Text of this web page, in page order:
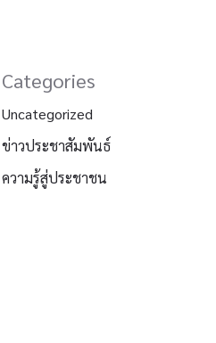
Categories
Uncategorized
ข่าวประชาสัมพันธ์
ความรู้สู่ประชาชน